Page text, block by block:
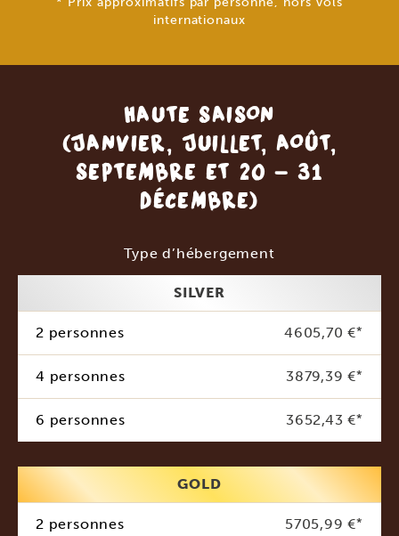
internationaux
HAUTE SAISON
(JANVIER, JUILLET, AOÛT,
SEPTEMBRE ET 20 - 31
DÉCEMBRE)
Type d’hébergement
SILVER
2 personnes 4605,70 €*
4 personnes 3879,39 €*
6 personnes 3652,43 €*
GOLD
2 personnes 5705,99 €*